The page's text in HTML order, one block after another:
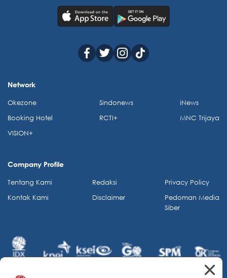
Network
Okezone
Booking Hotel
VISION+
Sindonews
RCTI+
iNews
MNC Trijaya
Company Profile
Tentang Kami
Kontak Kami
Redaksi
Disclaimer
Privacy Policy
Pedoman Media
Siber